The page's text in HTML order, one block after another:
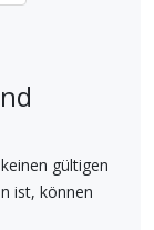
gültigen
ist, können